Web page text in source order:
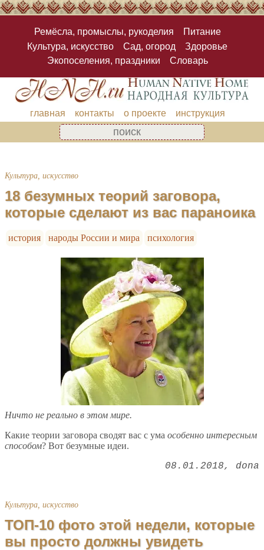
Ремёсла, промыслы, рукоделия
Питание
Культура, искусство
Сад, огород
Здоровье
Экопоселения, праздники
Словарь
главная контакты о проекте инструкция
Культура, искусство
18 безумных теорий заговора,
которые сделают из вас параноика
история народы России и мира психология
Ничто не реально в этом мире.
Какие теории заговора сводят вас с ума особенно интересным
способом? Вот безумные идеи.
08.01.2018 dona
Культура, искусство
ТОП-10 фото этой недели, которые
вы просто должны увидеть